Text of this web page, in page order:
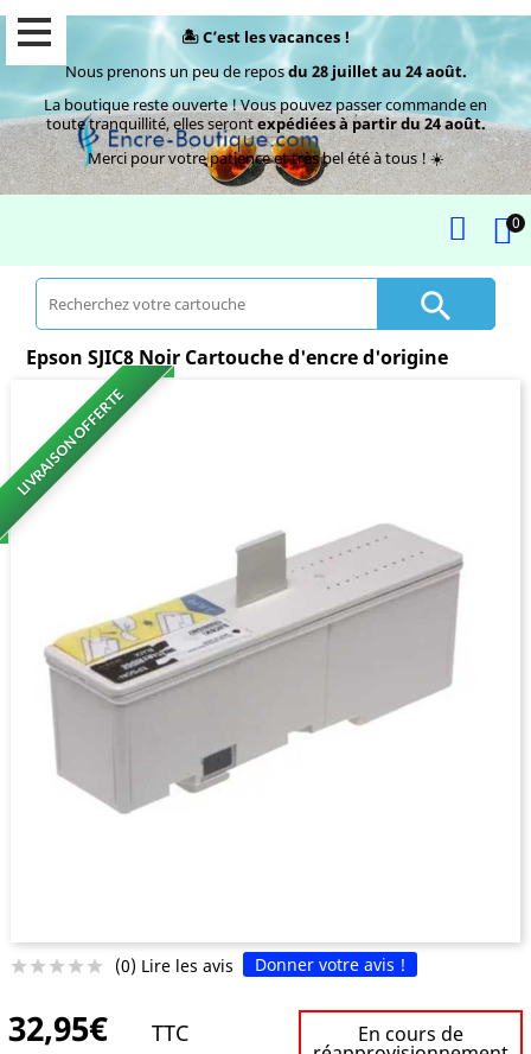
🏝️ C’est les vacances !
Nous prenons un peu de reposdu 28 juillet au 24 août.
La boutique reste ouverte ! Vous pouvez passer commande en
toute tranquillité, elles serontexpédiées à partir du 24 août.
Merci pour votre patience et très bel été à tous ! ☀️
0

Epson SJIC8 Noir Cartouche d'encre d'origine
LIVRAISON OFFERTE
     (0) Lire les avis Donner votre avis !
32,95€ TTC En cours de